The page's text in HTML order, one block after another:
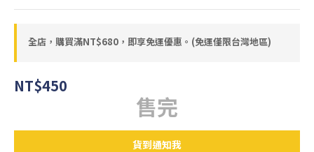
全店，購買滿NT$680，即享免運優惠。(免運僅限台灣地區)
NT$450
售完
貨到通知我